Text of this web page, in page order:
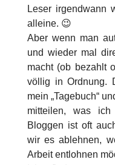
Leser irgendwann
alleine. 😉
Aber wenn man
und wieder mal
macht (ob bezahlt
völlig in Ordnung.
mein „Tagebuch“
mitteilen, was
Bloggen ist oft
wir es ablehnen,
Arbeit entlohnen